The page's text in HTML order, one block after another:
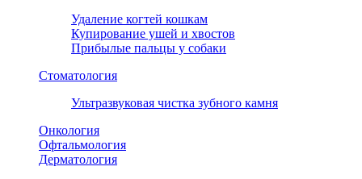
Удаление когтей кошкам
Купирование ушей и хвостов
Прибылые пальцы у собаки
Стоматология
Ультразвуковая чистка зубного камня
Онкология
Офтальмология
Дерматология